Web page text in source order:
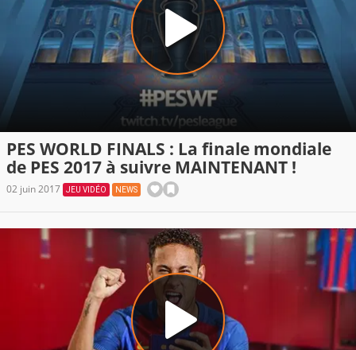
PES WORLD FINALS : La finale mondiale
de PES 2017 à suivre MAINTENANT !
02 juin 2017 JEU VIDÉO NEWS